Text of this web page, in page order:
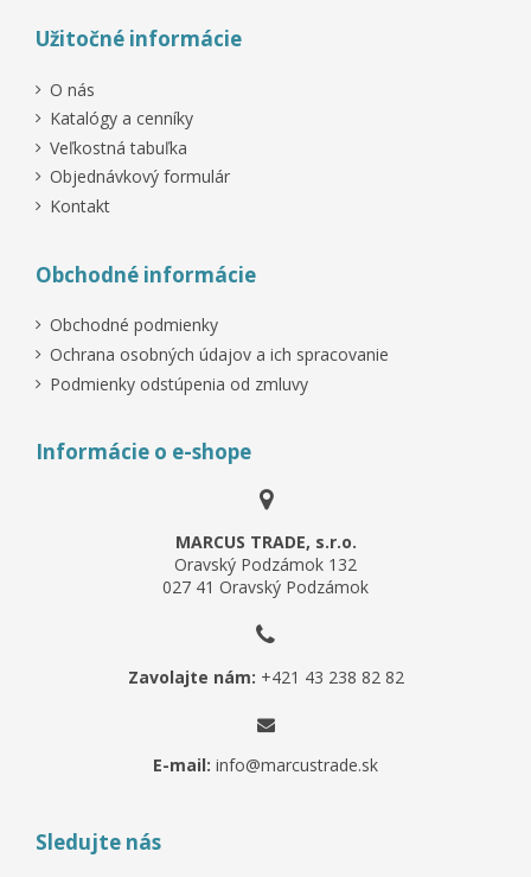
Užitočné informácie
O nás
Katalógy a cenníky
Veľkostná tabuľka
Objednávkový formulár
Kontakt
Obchodné informácie
Obchodné podmienky
Ochrana osobných údajov a ich spracovanie
Podmienky odstúpenia od zmluvy
Informácie o e-shope
MARCUS TRADE, s.r.o.
Oravský Podzámok 132
027 41 Oravský Podzámok
Zavolajte nám: +421 43 238 82 82
E-mail: info@marcustrade.sk
Sledujte nás